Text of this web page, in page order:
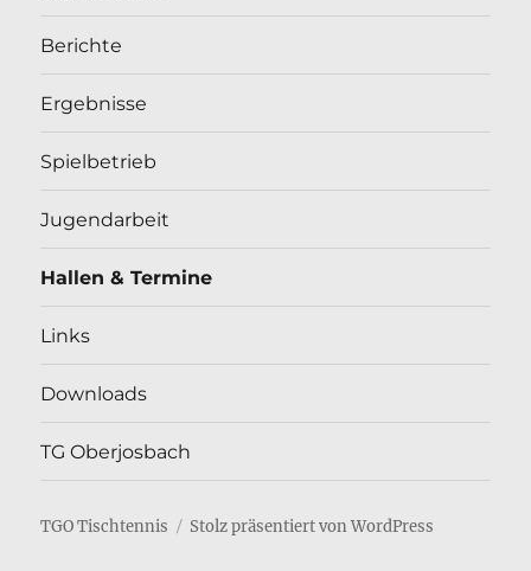
Berichte
Ergebnisse
Spielbetrieb
Jugendarbeit
Hallen & Termine
Links
Downloads
TG Oberjosbach
TGO Tischtennis Stolz präsentiert von WordPress